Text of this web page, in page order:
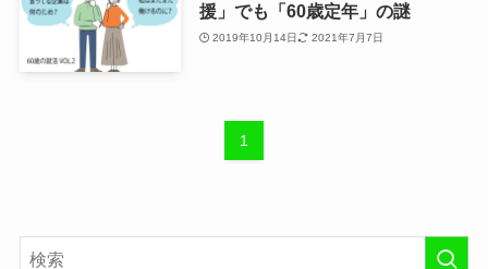
援」でも「60歳定年」の謎
2019年10月14日 2021年7月7日
1